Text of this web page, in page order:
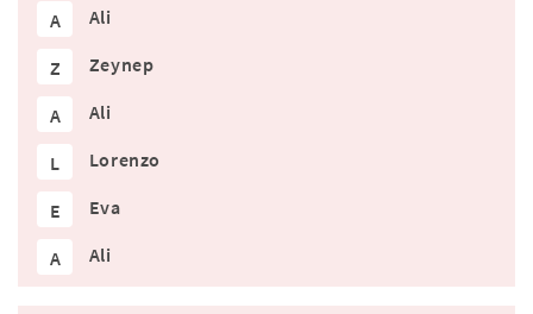
A Ali
Z Zeynep
A Ali
L Lorenzo
E Eva
A Ali